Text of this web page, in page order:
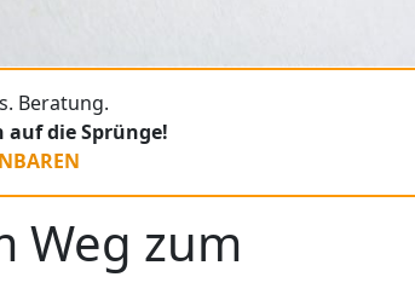
Beratung.
die Sprünge!
Weg zum